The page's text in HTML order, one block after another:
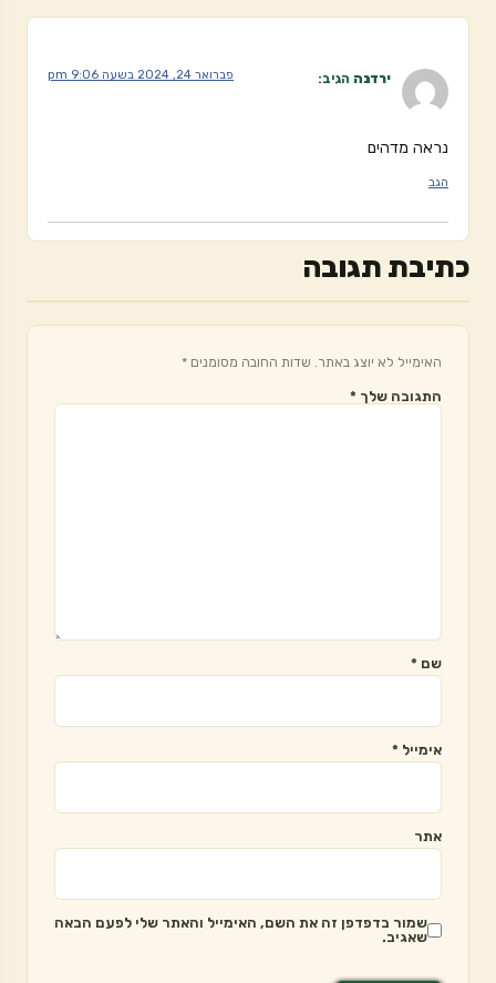
ירדנה הגיב: פברואר 24, 2024 בשעה 9:06 pm
נראה מדהים
הגב
כתיבת תגובה
האימייל לא יוצג באתר. שדות החובה מסומנים *
התגובה שלך *
שם *
אימייל *
אתר
שמור בדפדפן זה את השם, האימייל והאתר שלי לפעם הבאה
שאגיב.